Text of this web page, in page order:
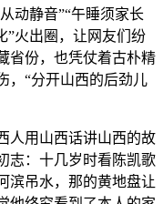
动静音”“午睡须家长
火出圈，让网友们纷
省份，也凭仗着古朴精
，“分开山西的后劲儿
用山西话讲山西的故
志：十几岁时看陈凯歌
滨吊水，那的黄地盘让